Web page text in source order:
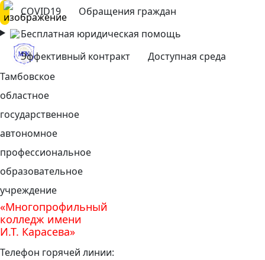
COVID19
Обращения граждан
Бесплатная юридическая помощь
Эффективный контракт
Доступная среда
Тамбовское
областное
государственное
автономное
профессиональное
образовательное
учреждение
«Многопрофильный
колледж имени
И.Т. Карасева»
Телефон горячей линии: